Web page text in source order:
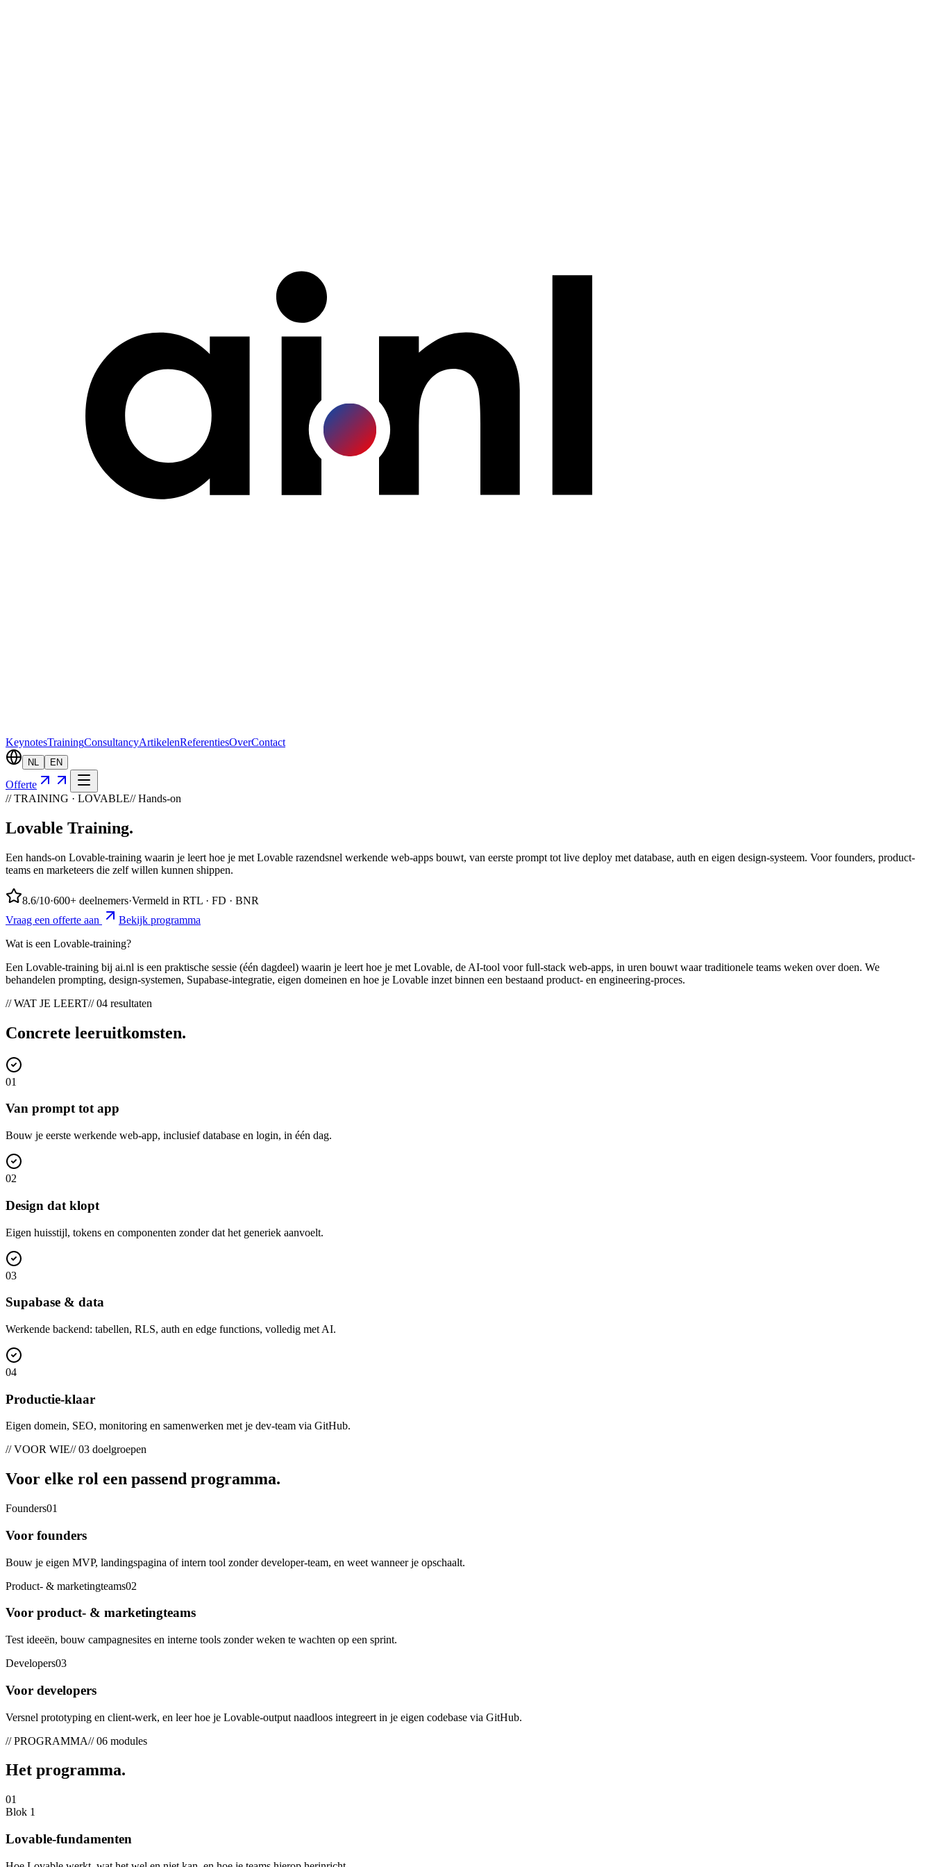
KeynotesTrainingConsultancyArtikelenReferentiesOverContact
NL EN
Offerte
// TRAINING · LOVABLE// Hands-on
Lovable Training.
Een hands-on Lovable-training waarin je leert hoe je met Lovable razendsnel werkende web-apps bouwt, van eerste prompt tot live deploy met database, auth en eigen design-systeem. Voor founders, product-
teams en marketeers die zelf willen kunnen shippen.
8.6/10·600+ deelnemers·Vermeld in RTL · FD · BNR
Vraag een offerte aan
Bekijk programma
Wat is een Lovable-training?
Een Lovable-training bij ai.nl is een praktische sessie (één dagdeel) waarin je leert hoe je met Lovable, de AI-tool voor full-stack web-apps, in uren bouwt waar traditionele teams weken over doen. We
behandelen prompting, design-systemen, Supabase-integratie, eigen domeinen en hoe je Lovable inzet binnen een bestaand product- en engineering-proces.
// WAT JE LEERT// 04 resultaten
Concrete leeruitkomsten.
01
Van prompt tot app
Bouw je eerste werkende web-app, inclusief database en login, in één dag.
02
Design dat klopt
Eigen huisstijl, tokens en componenten zonder dat het generiek aanvoelt.
03
Supabase & data
Werkende backend: tabellen, RLS, auth en edge functions, volledig met AI.
04
Productie-klaar
Eigen domein, SEO, monitoring en samenwerken met je dev-team via GitHub.
// VOOR WIE// 03 doelgroepen
Voor elke rol een passend programma.
Founders01
Voor founders
Bouw je eigen MVP, landingspagina of intern tool zonder developer-team, en weet wanneer je opschaalt.
Product- & marketingteams02
Voor product- & marketingteams
Test ideeën, bouw campagnesites en interne tools zonder weken te wachten op een sprint.
Developers03
Voor developers
Versnel prototyping en client-werk, en leer hoe je Lovable-output naadloos integreert in je eigen codebase via GitHub.
// PROGRAMMA// 06 modules
Het programma.
01
Blok 1
Lovable-fundamenten